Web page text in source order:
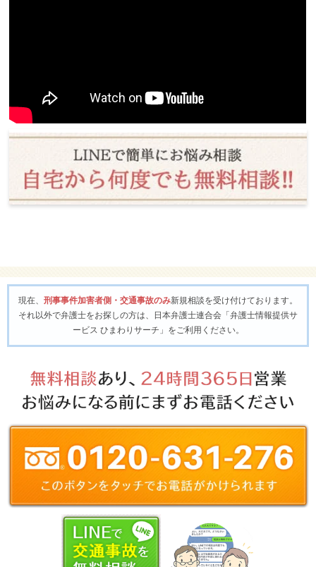
現在、 刑事事件加害者側・交通事故のみ新規相談を受け付けております。
それ以外で弁護士をお探しの方は、日本弁護士連合会「弁護士情報提供サ
ービス ひまわりサーチ」をご利用ください。